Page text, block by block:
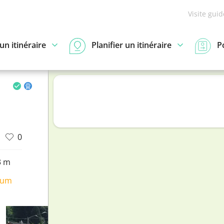
Visite
itinéraire Planifier un itinéraire
0
m